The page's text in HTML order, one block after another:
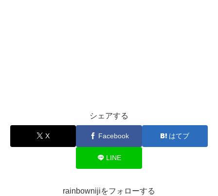
シェアする
X Facebook はてブ
LINE
rainbownijiをフォローする